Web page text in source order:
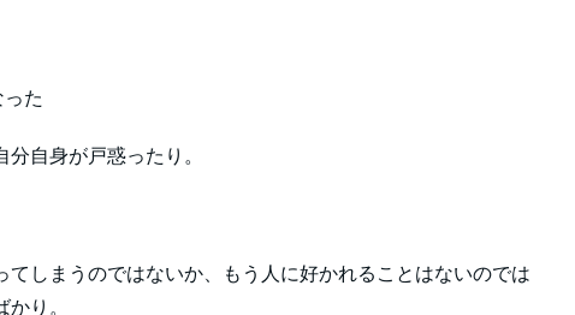
た
自身が戸惑ったり。
てしまうのではないか、もう人に好かれることはないのでは
り。